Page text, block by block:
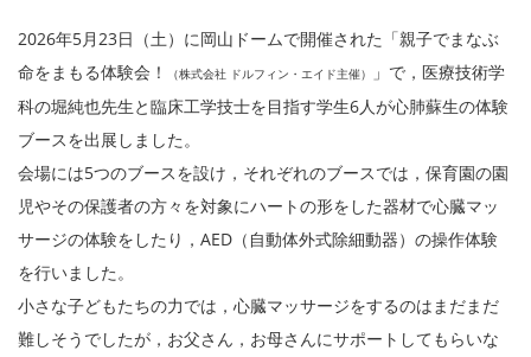
2026年5月23日（土）に岡山ドームで開催された「親子でまなぶ
命をまもる体験会！
（株式会社 ドルフィン・エイド主催）
」で，医療技術学
科の堀純也先生と臨床工学技士を目指す学生6人が心肺蘇生の体験
ブースを出展しました。
会場には5つのブースを設け，それぞれのブースでは，保育園の園
児やその保護者の方々を対象にハートの形をした器材で心臓マッ
サージの体験をしたり，AED（自動体外式除細動器）の操作体験
を行いました。
小さな子どもたちの力では，心臓マッサージをするのはまだまだ
難しそうでしたが，お父さん，お母さんにサポートしてもらいな